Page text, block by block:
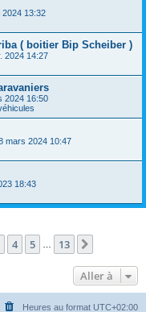
2024 13:32
( boitier Bip Scheiber )
2024 14:27
2024 16:50
mars 2024 10:47
18:43
13 4 5 13
Aller à
Heures au format UTC+02:00